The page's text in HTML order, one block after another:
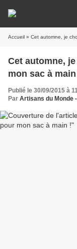
Accueil » Cet automne, je
Cet automne,
mon sac à
Publié le 30/09/2015 à
Par Artisans du Monde